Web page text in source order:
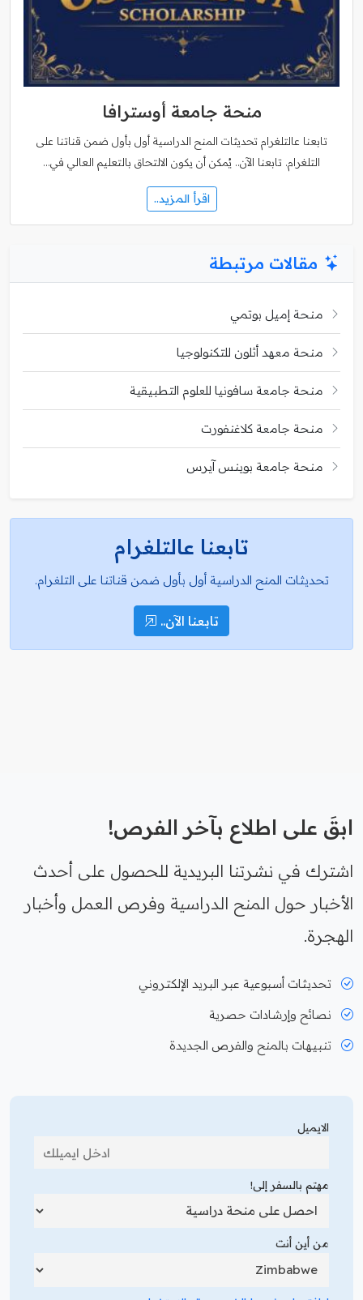
منحة جامعة أوسترافا
تابعنا عالتلغرام تحديثات المنح الدراسية أول بأول ضمن قناتنا على
التلغرام. تابعنا الآن.. يُمكن أن يكون الالتحاق بالتعليم العالي في…
اقرأ المزيد..
مقالات مرتبطة
منحة إميل بوتمي
منحة معهد أثلون للتكنولوجيا
منحة جامعة سافونيا للعلوم التطبيقية
منحة جامعة كلاغنفورت
منحة جامعة بوينس آيرس
تابعنا عالتلغرام
تحديثات المنح الدراسية أول بأول ضمن قناتنا على التلغرام.
تابعنا الآن..
ابقَ على اطلاع بآخر الفرص!
اشترك في نشرتنا البريدية للحصول على أحدث
الأخبار حول المنح الدراسية وفرص العمل وأخبار
الهجرة.
تحديثات أسبوعية عبر البريد الإلكتروني
نصائح وإرشادات حصرية
تنبيهات بالمنح والفرص الجديدة
الايميل
مهتم بالسفر إلى!
من أين أنت